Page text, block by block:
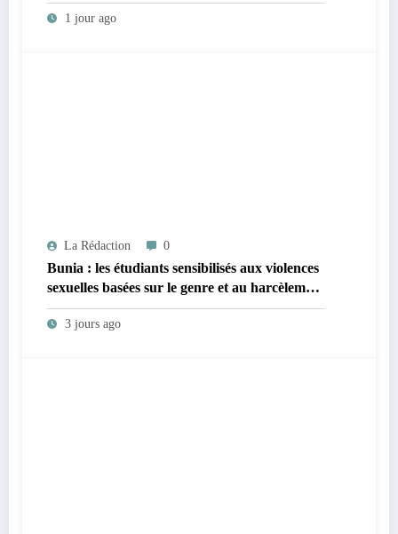
reconstruction du pont Nzoro
1 jour ago
La Rédaction 0
Bunia : les étudiants sensibilisés aux violences
sexuelles basées sur le genre et au harcèlement
sexuel en milieu universitaire
3 jours ago